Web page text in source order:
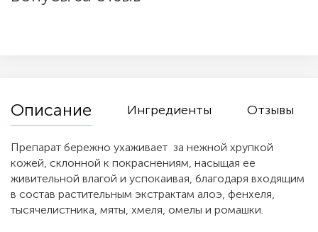
Описание Ингредиенты Отзывы
Препарат бережно ухаживает за нежной хрупкой
кожей, склонной к покраснениям, насыщая ее
живительной влагой и успокаивая, благодаря входящим
в состав растительным экстрактам алоэ, фенхеля,
тысячелистника, мяты, хмеля, омелы и ромашки.